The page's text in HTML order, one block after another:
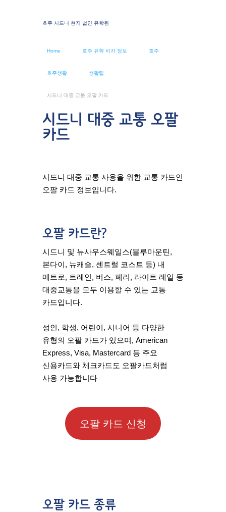
호주 시드니 현지 법인 유학원
Home 호주 유학 비자 정보 호주
호주생활 생활팁
시드니 대중 교통 오팔 카드
시드니 대중 교통 오팔
카드
시드니 대중 교통 사용을 위한 교통 카드인
오팔 카드 정보입니다.
오팔 카드란?
시드니 및 뉴사우스웨일스(블루마운틴,
본다이, 뉴캐슬, 센트럴 코스트 등) 내
메트로, 트레인, 버스, 페리, 라이트 레일 등
대중교통을 모두 이용할 수 있는 교통
카드입니다.
성인, 학생, 어린이, 시니어 등 다양한
유형의 오팔 카드가 있으며, American
Express, Visa, Mastercard 등 주요
신용카드와 체크카드도 오팔카드처럼
사용 가능합니다
오팔 카드 신청
오팔 카드 종류